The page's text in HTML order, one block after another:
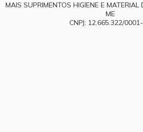
MAIS SUPRIMENTOS HIGIENE E MATERIAL
ME
CNPJ: 12.665.322/